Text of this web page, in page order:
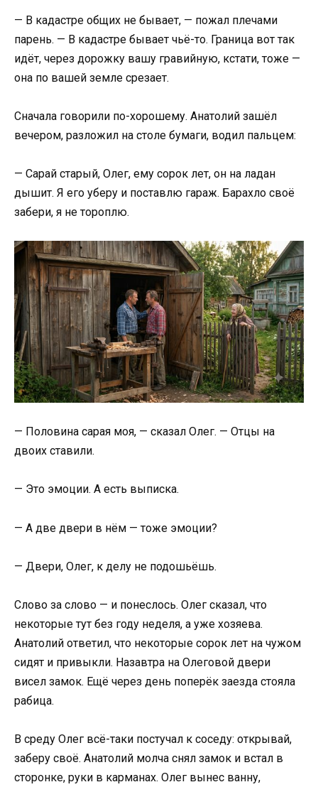
— В кадастре общих не бывает, — пожал плечами
парень. — В кадастре бывает чьё-то. Граница вот так
идёт, через дорожку вашу гравийную, кстати, тоже —
она по вашей земле срезает.
Сначала говорили по-хорошему. Анатолий зашёл
вечером, разложил на столе бумаги, водил пальцем:
— Сарай старый, Олег, ему сорок лет, он на ладан
дышит. Я его уберу и поставлю гараж. Барахло своё
забери, я не тороплю.
— Половина сарая моя, — сказал Олег. — Отцы на
двоих ставили.
— Это эмоции. А есть выписка.
— А две двери в нём — тоже эмоции?
— Двери, Олег, к делу не подошьёшь.
Слово за слово — и понеслось. Олег сказал, что
некоторые тут без году неделя, а уже хозяева.
Анатолий ответил, что некоторые сорок лет на чужом
сидят и привыкли. Назавтра на Олеговой двери
висел замок. Ещё через день поперёк заезда стояла
рабица.
В среду Олег всё-таки постучал к соседу: открывай,
заберу своё. Анатолий молча снял замок и встал в
сторонке, руки в карманах. Олег вынес ванну,